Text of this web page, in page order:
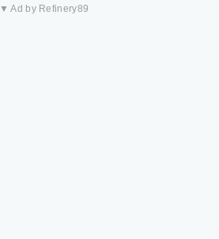
▼ Ad by Refinery89